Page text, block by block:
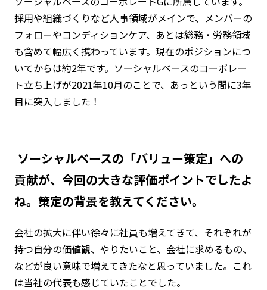
採用や組織づくりなど人事領域がメインで、メンバーの
フォローやコンディションケア、あとは総務・労務領域
も含めて幅広く携わっています。現在のポジションにつ
いてからは約2年です。ソーシャルベースのコーポレー
ト立ち上げが2021年10月のことで、あっという間に3年
目に突入しました！
―― ソーシャルベースの「バリュー策定」への
貢献が、今回の大きな評価ポイントでしたよ
ね。策定の背景を教えてください。
会社の拡大に伴い徐々に社員も増えてきて、それぞれが
持つ自分の価値観、やりたいこと、会社に求めるもの、
などが良い意味で増えてきたなと思っていました。これ
は当社の代表も感じていたことでした。